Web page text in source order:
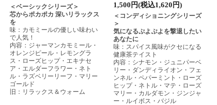
＜ベーシックシリーズ＞
芯からポカポカ 深いリラックス
を
味：カモミールの優しい味わい
で人気！
内容：ジャーマンカモミール・
オレンジピール・レモングラ
ス・ローズヒップ・エキナセ
ア・エルダーフラワー・ネト
ル・ラズベリーリーフ・マリー
ゴールド
旧：リラックス＆ウォーム
1,500円(税込1,620円)
＜コンディショニングシリーズ
＞
気になるぷよぷよを撃退したい
あなたに
味：スパイス風味がクセになる
健康茶テイスト
内容：シナモン・ジュニパーベ
リー・ダンディライオン・フェ
ンネル・ペパーミント・ローズ
ヒップ・ネトル・マテ・ローズ
マリー・カルダモン・ジンジャ
ー・ルイボス・バジル